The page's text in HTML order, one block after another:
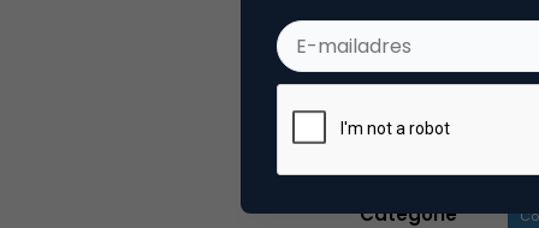
waarop
het
Categorie